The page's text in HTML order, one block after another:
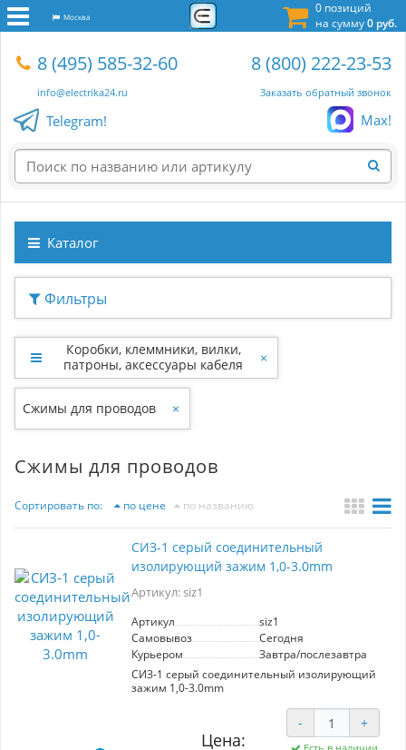
0 позиций
на сумму0 руб.
Москва
8 (495) 585-32-60
info@electrika24.ru
8 (800) 222-23-53
Заказать обратный звонок
Telegram! Max!
Каталог
Фильтры
Коробки, клеммники, вилки,
патроны, аксессуары кабеля
×
Cжимы для проводов ×
Cжимы для проводов
Сортировать по: по цене по названию
CИЗ-1 серый соединительный
изолирующий зажим 1,0-3.0mm
Артикул: siz1
Артикул
siz1
Самовывоз
Сегодня
Курьером
Завтра/послезавтра
CИЗ-1 серый соединительный изолирующий
зажим 1,0-3.0mm
Цена:
- +